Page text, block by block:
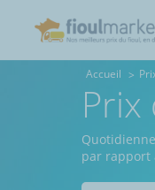
Accueil
par rapport